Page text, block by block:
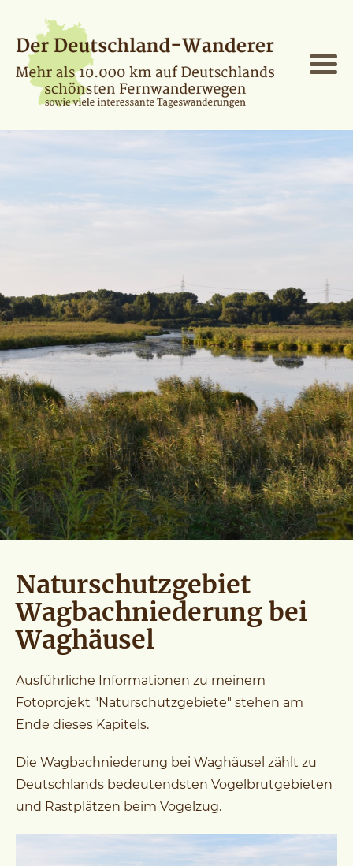
Naturschutzgebiet
Wagbachniederung bei
Waghäusel
Ausführliche Informationen zu meinem
Fotoprojekt "Naturschutzgebiete" stehen am
Ende dieses Kapitels.
Die Wagbachniederung bei Waghäusel zählt zu
Deutschlands bedeutendsten Vogelbrutgebieten
und Rastplätzen beim Vogelzug.